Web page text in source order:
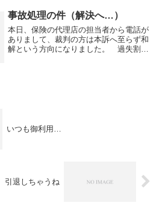
ることにし、ついでに見てくる...
事故処理の件（解決へ…）
本日、保険の代理店の担当者から電話が
ありまして、裁判の方は本訴へ至らず和
解という方向になりました。 過失割合
いつも御利用…
引退しちゃうね